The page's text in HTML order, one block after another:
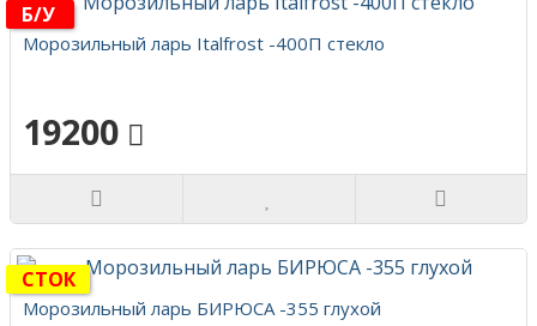
Б/у
Морозильный ларь Italfrost -400П стекло
19200
СТОК
Морозильный ларь БИРЮСА -355 глухой